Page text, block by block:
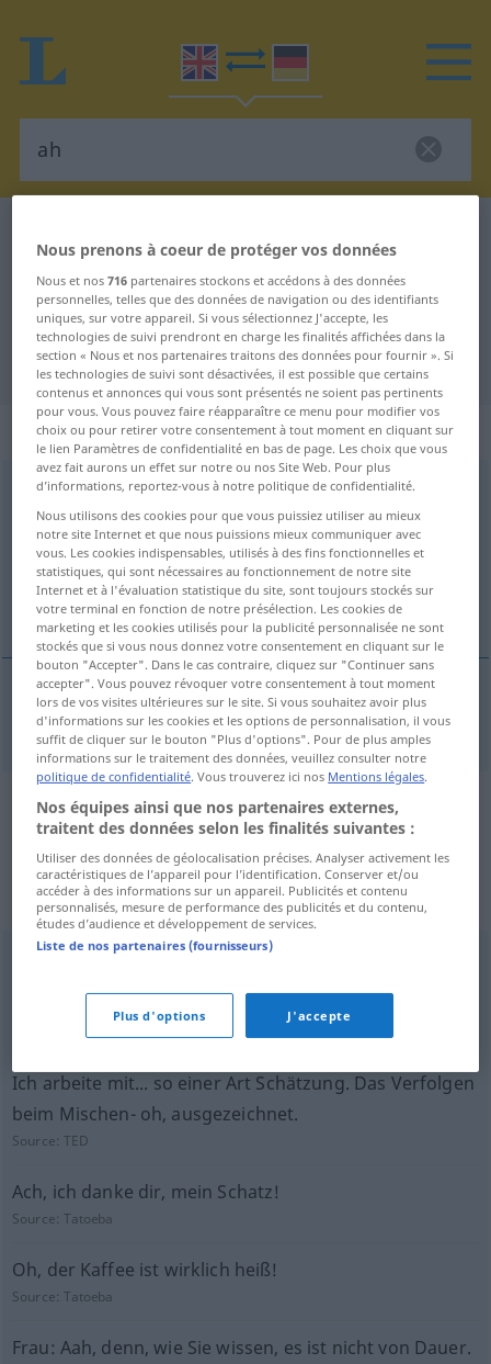
Traduction Anglais-Allemand de
"ah"
"ah" - traduction Allemand
„ah“: interjection
[ɑː]int
Vue d'ensemble de toutes les traductions
(Pour plus d'informations, cliquez sur/touchez la traduction)
ah! ach! oh! ha! ei!
ah!ach!oh! ha! ei! ah
Exemples de phrases de sources
extérieures pour "ah"
(non vérifiés par la rédaction de
Langenscheidt)
TED
Ich arbeite mit... so einer Art Schätzung. Das Verfolgen
beim Mischen- oh, ausgezeichnet.
Source:TED
Ach, ich danke dir, mein Schatz!
Source:Tatoeba
Oh, der Kaffee ist wirklich heiß!
Source:Tatoeba
Frau: Aah, denn, wie Sie wissen, es ist nicht von Dauer.
Nous prenons à coeur de protéger vos données
Nous et nos716 partenaires stockons et accédons à des données
personnelles, telles que des données de navigation ou des identifiants
uniques, sur votre appareil. Si vous sélectionnez J'accepte, les
technologies de suivi prendront en charge les finalités affichées dans la
section « Nous et nos partenaires traitons des données pour fournir ». Si
les technologies de suivi sont désactivées, il est possible que certains
contenus et annonces qui vous sont présentés ne soient pas pertinents
pour vous. Vous pouvez faire réapparaître ce menu pour modifier vos
choix ou pour retirer votre consentement à tout moment en cliquant sur
le lien Paramètres de confidentialité en bas de page. Les choix que vous
avez fait aurons un effet sur notre ou nos Site Web. Pour plus
d’informations, reportez-vous à notre politique de confidentialité.
Nous utilisons des cookies pour que vous puissiez utiliser au mieux
notre site Internet et que nous puissions mieux communiquer avec
vous. Les cookies indispensables, utilisés à des fins fonctionnelles et
statistiques, qui sont nécessaires au fonctionnement de notre site
Internet et à l'évaluation statistique du site, sont toujours stockés sur
votre terminal en fonction de notre présélection. Les cookies de
marketing et les cookies utilisés pour la publicité personnalisée ne sont
stockés que si vous nous donnez votre consentement en cliquant sur le
bouton "Accepter". Dans le cas contraire, cliquez sur "Continuer sans
accepter". Vous pouvez révoquer votre consentement à tout moment
lors de vos visites ultérieures sur le site. Si vous souhaitez avoir plus
d'informations sur les cookies et les options de personnalisation, il vous
suffit de cliquer sur le bouton "Plus d'options". Pour de plus amples
informations sur le traitement des données, veuillez consulter notre
politique de confidentialité. Vous trouverez ici nos Mentions légales.
Nos équipes ainsi que nos partenaires externes,
traitent des données selon les finalités suivantes :
Utiliser des données de géolocalisation précises. Analyser activement les
caractéristiques de l’appareil pour l’identification. Conserver et/ou
accéder à des informations sur un appareil. Publicités et contenu
personnalisés, mesure de performance des publicités et du contenu,
études d’audience et développement de services.
Liste de nos partenaires (fournisseurs)
Plus d'options J'accepte